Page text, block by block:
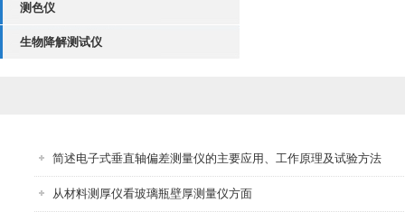
测色仪
生物降解测试仪
简述电子式垂直轴偏差测量仪的主要应用、工作原理及试验方法
从材料测厚仪看玻璃瓶壁厚测量仪方面